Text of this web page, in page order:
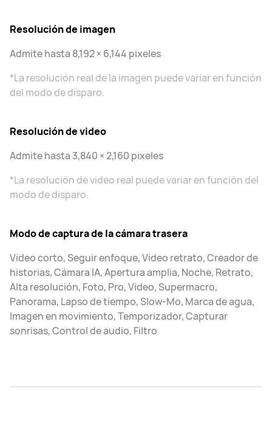
Resolución de imagen
Admite hasta 8,192 × 6,144 pixeles
*La resolución real de la imagen puede variar en función
del modo de disparo.
Resolución de video
Admite hasta 3,840 × 2,160 pixeles
*La resolución de video real puede variar en función del
modo de disparo.
Modo de captura de la cámara trasera
Video corto, Seguir enfoque, Video retrato, Creador de
historias, Cámara IA, Apertura amplia, Noche, Retrato,
Alta resolución, Foto, Pro, Video, Supermacro,
Panorama, Lapso de tiempo, Slow-Mo, Marca de agua,
Imagen en movimiento, Temporizador, Capturar
sonrisas, Control de audio, Filtro